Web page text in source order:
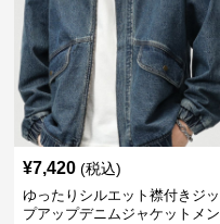
¥7,420 (税込)
ゆったりシルエット襟付きジッ
プアップデニムジャケットメン